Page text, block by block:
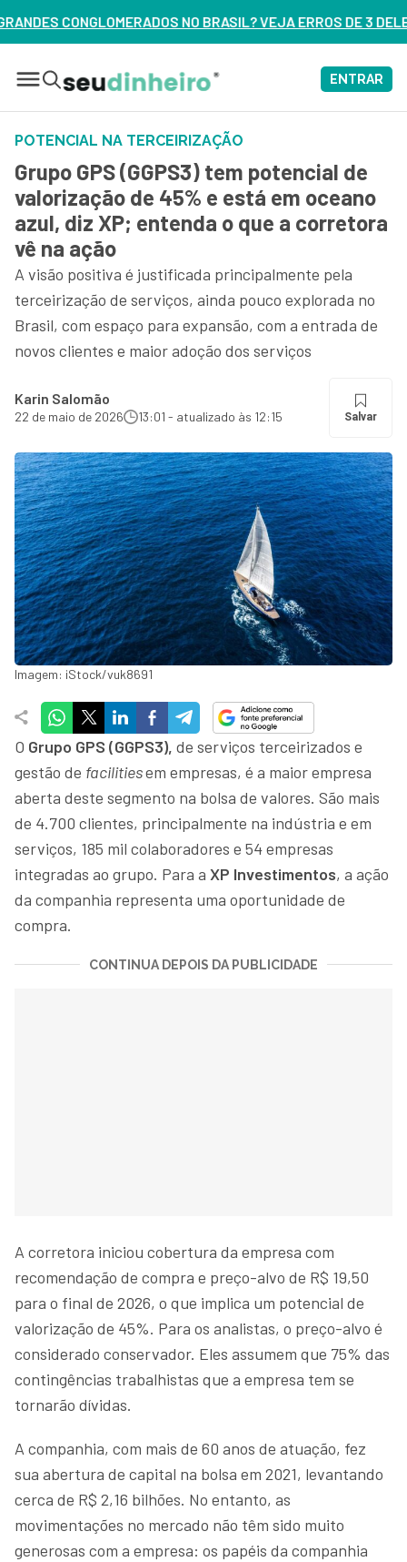
NO BRASIL? VEJA ERROS DE 3 DELES – ASSISTA AGORA
ENTRAR
POTENCIAL NA TERCEIRIZAÇÃO
Grupo GPS (GGPS3) tem potencial de
valorização de 45% e está em oceano
azul, diz XP; entenda o que a corretora
vê na ação
A visão positiva é justificada principalmente pela
terceirização de serviços, ainda pouco explorada no
Brasil, com espaço para expansão, com a entrada de
novos clientes e maior adoção dos serviços
Karin Salomão
22 de maio de 2026 13:01 - atualizado às 12:15 Salvar
Imagem: iStock/vuk8691
O Grupo GPS (GGPS3), de serviços terceirizados e
gestão de facilitiesem empresas, é a maior empresa
aberta deste segmento na bolsa de valores. São mais
de 4.700 clientes, principalmente na indústria e em
serviços, 185 mil colaboradores e 54 empresas
integradas ao grupo. Para a XP Investimentos, a ação
da companhia representa uma oportunidade de
compra.
CONTINUA DEPOIS DA PUBLICIDADE
A corretora iniciou cobertura da empresa com
recomendação de compra e preço-alvo de R$ 19,50
para o final de 2026, o que implica um potencial de
valorização de 45%. Para os analistas, o preço-alvo é
considerado conservador. Eles assumem que 75% das
contingências trabalhistas que a empresa tem se
tornarão dívidas.
A companhia, com mais de 60 anos de atuação, fez
sua abertura de capital na bolsa em 2021, levantando
cerca de R$ 2,16 bilhões. No entanto, as
movimentações no mercado não têm sido muito
generosas com a empresa: os papéis da companhia